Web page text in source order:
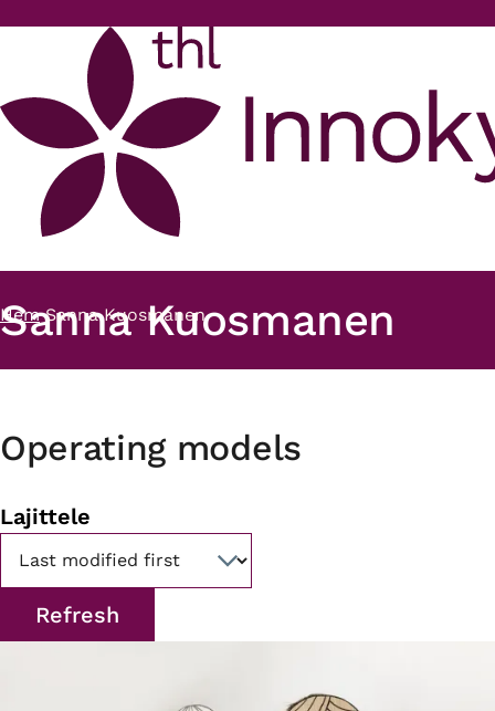
Länkstig
Hem Sanna Kuosmanen
Sanna Kuosmanen
Operating models
Lajittele